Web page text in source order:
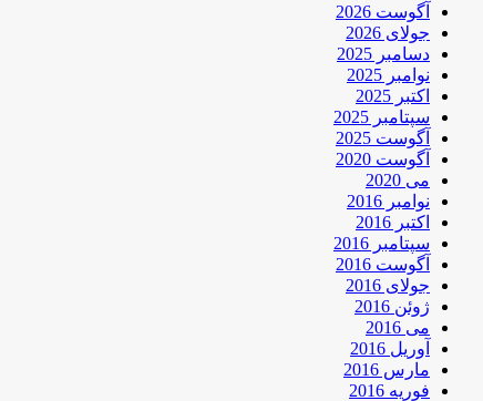
آگوست 2026
جولای 2026
دسامبر 2025
نوامبر 2025
اکتبر 2025
سپتامبر 2025
آگوست 2025
آگوست 2020
می 2020
نوامبر 2016
اکتبر 2016
سپتامبر 2016
آگوست 2016
جولای 2016
ژوئن 2016
می 2016
آوریل 2016
مارس 2016
فوریه 2016